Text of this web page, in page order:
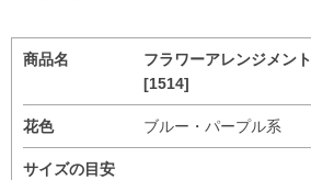
商品名
フラワーアレンジメント
[1514]
花色 ブルー・パープル系
サイズの目安